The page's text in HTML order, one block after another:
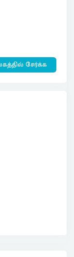
சேர்க்க